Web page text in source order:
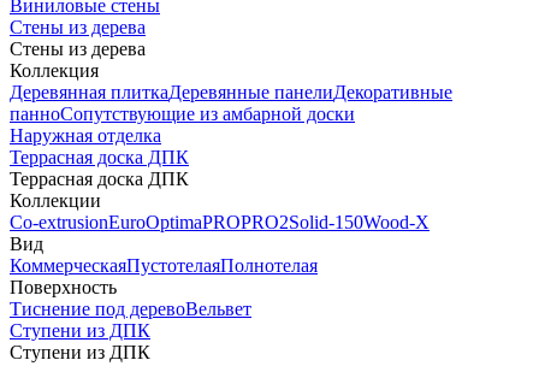
Виниловые стены
Стены из дерева
Стены из дерева
Коллекция
Деревянная плиткаДеревянные панелиДекоративные
панноСопутствующие из амбарной доски
Наружная отделка
Террасная доска ДПК
Террасная доска ДПК
Коллекции
Co-extrusionEuroOptimaPROPRO2Solid-150Wood-X
Вид
КоммерческаяПустотелаяПолнотелая
Поверхность
Тиснение под деревоВельвет
Ступени из ДПК
Ступени из ДПК